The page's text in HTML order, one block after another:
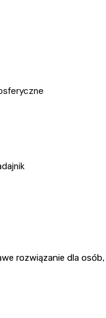
rozwiązanie dla